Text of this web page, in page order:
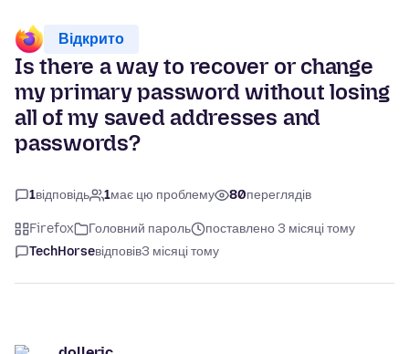
Відкрито
Is there a way to recover or change
my primary password without losing
all of my saved addresses and
passwords?
1відповідь 1має цю проблему 80переглядів
Firefox Головний пароль
поставлено 3 місяці тому
TechHorseвідповів3 місяці тому